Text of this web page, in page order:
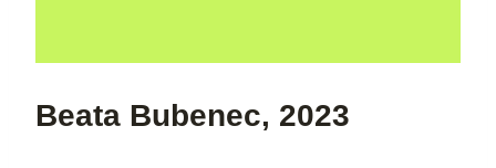
Beata Bubenec, 2023